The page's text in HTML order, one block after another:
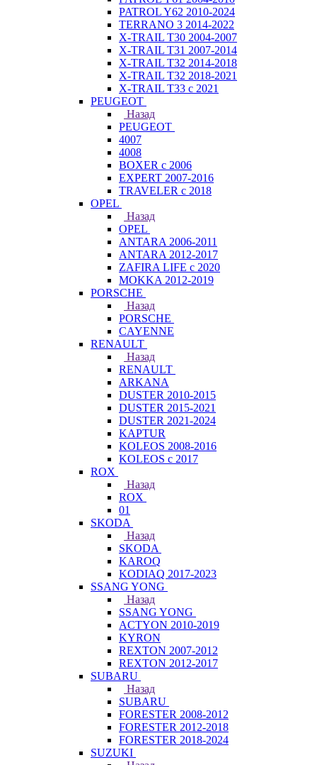
PATROL Y62 2010-2024
TERRANO 3 2014-2022
X-TRAIL T30 2004-2007
X-TRAIL T31 2007-2014
X-TRAIL T32 2014-2018
X-TRAIL T32 2018-2021
X-TRAIL T33 с 2021
PEUGEOT
Назад
PEUGEOT
4007
4008
BOXER с 2006
EXPERT 2007-2016
TRAVELER с 2018
OPEL
Назад
OPEL
ANTARA 2006-2011
ANTARA 2012-2017
ZAFIRA LIFE с 2020
MOKKA 2012-2019
PORSCHE
Назад
PORSCHE
CAYENNE
RENAULT
Назад
RENAULT
ARKANA
DUSTER 2010-2015
DUSTER 2015-2021
DUSTER 2021-2024
KAPTUR
KOLEOS 2008-2016
KOLEOS с 2017
ROX
Назад
ROX
01
SKODA
Назад
SKODA
KAROQ
KODIAQ 2017-2023
SSANG YONG
Назад
SSANG YONG
ACTYON 2010-2019
KYRON
REXTON 2007-2012
REXTON 2012-2017
SUBARU
Назад
SUBARU
FORESTER 2008-2012
FORESTER 2012-2018
FORESTER 2018-2024
SUZUKI